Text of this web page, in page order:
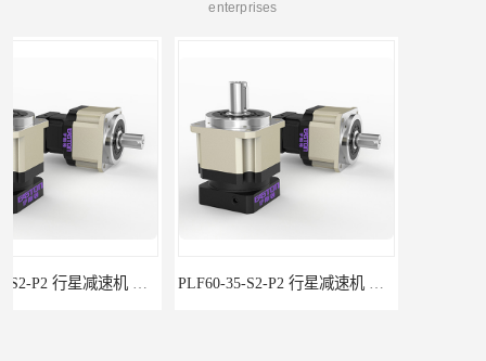
enterprises
PLF60-35-S2-P2 行星减速机 伺服减速机 步进减速机